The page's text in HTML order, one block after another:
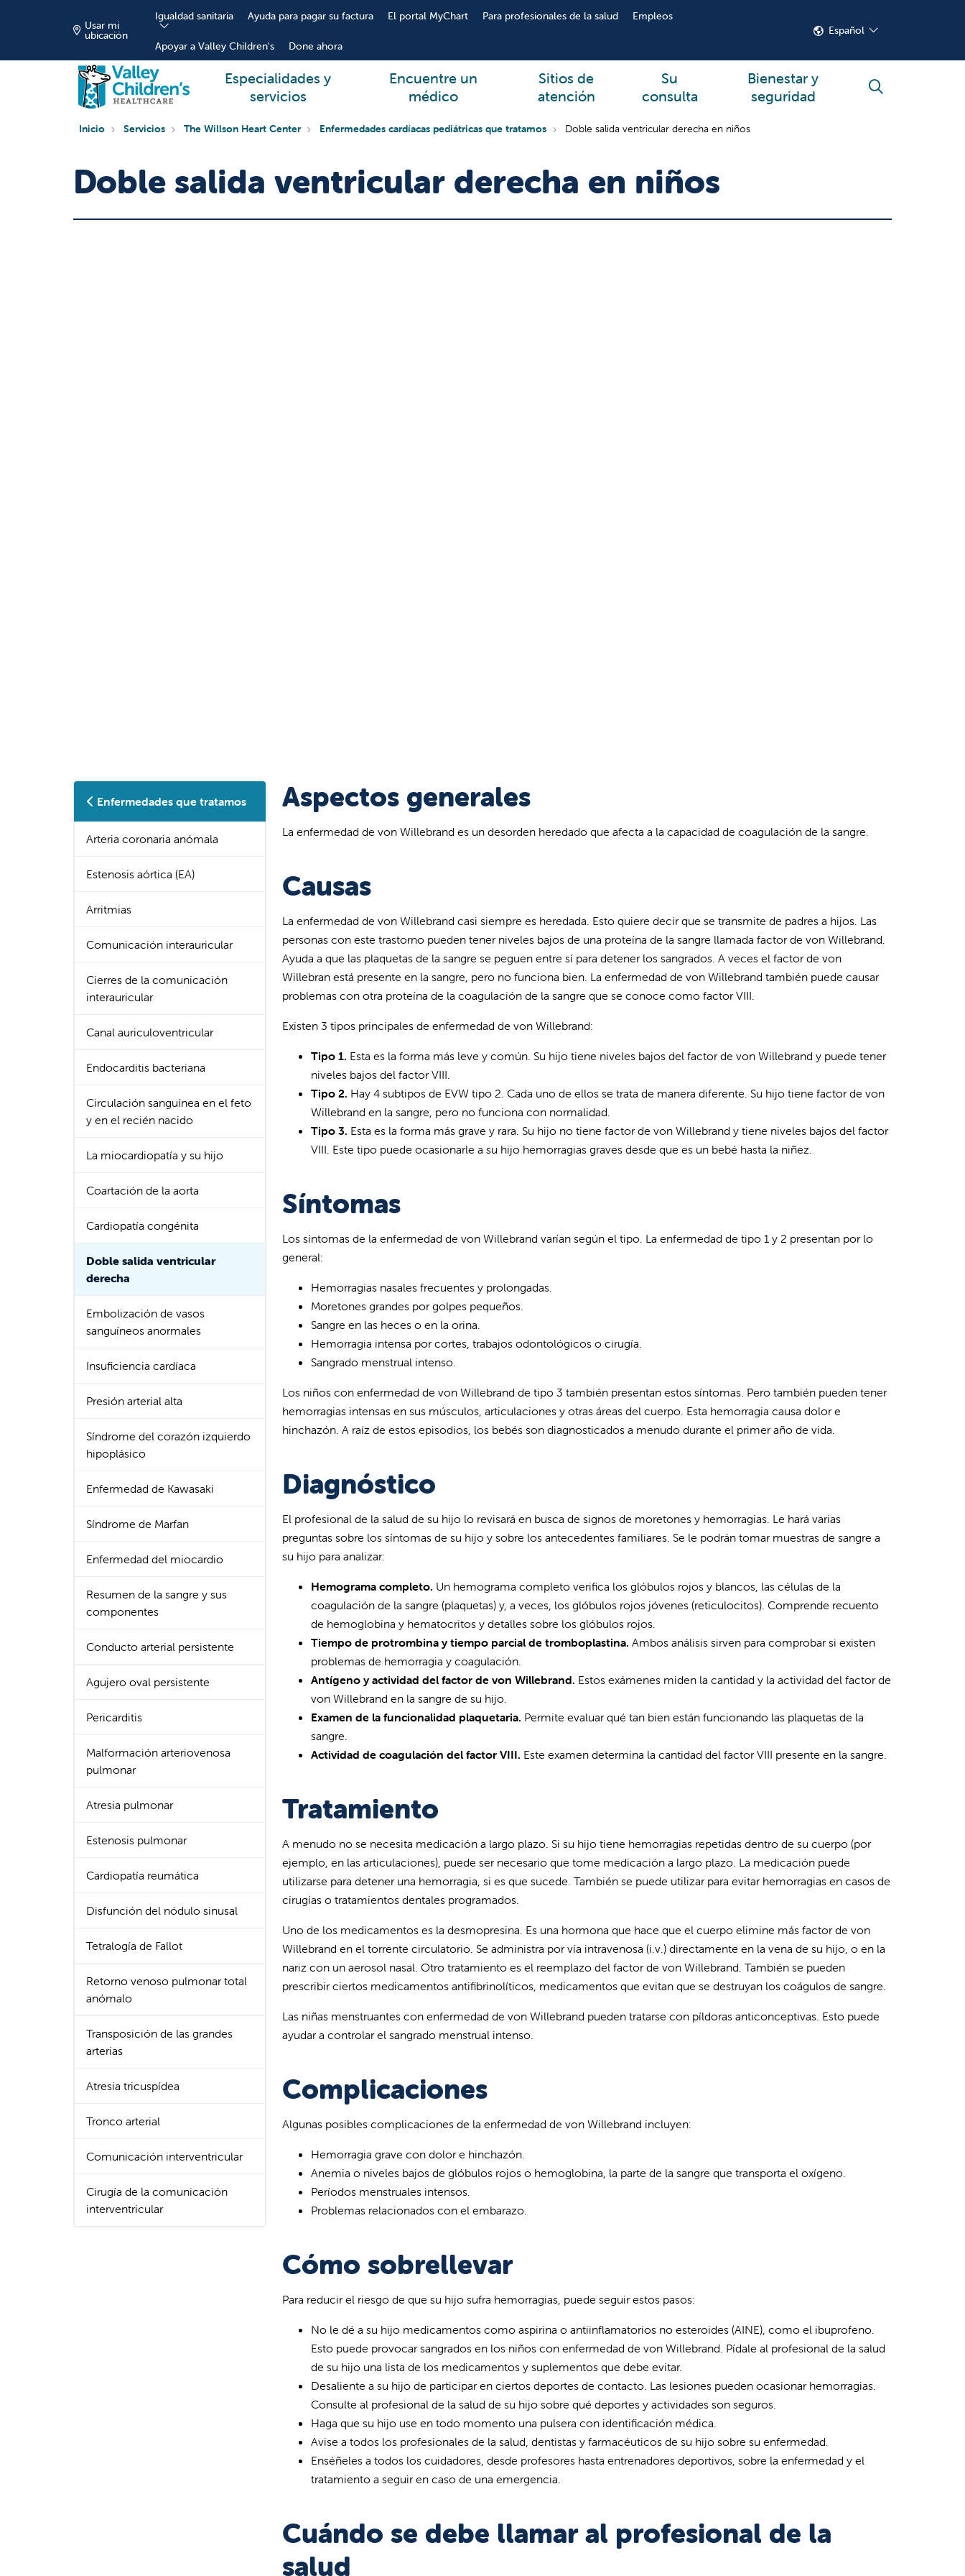
Usar mi
ubicación
Igualdad sanitaria Ayuda para pagar su factura El portal MyChart Para profesionales de la salud Empleos
Apoyar a Valley Children's Done ahora
Español
Especialidades y
servicios
Encuentre un
médico
Sitios de
atención
Su
consulta
Bienestar y
seguridad
buscar
Inicio Servicios The Willson Heart Center Enfermedades cardíacas pediátricas que tratamos Doble salida ventricular derecha en niños
Doble salida ventricular derecha en niños
Enfermedades que tratamos
Arteria coronaria anómala
Estenosis aórtica (EA)
Arritmias
Comunicación interauricular
Cierres de la comunicación
interauricular
Canal auriculoventricular
Endocarditis bacteriana
Circulación sanguínea en el feto
y en el recién nacido
La miocardiopatía y su hijo
Coartación de la aorta
Cardiopatía congénita
Doble salida ventricular
derecha
Embolización de vasos
sanguíneos anormales
Insuficiencia cardíaca
Presión arterial alta
Síndrome del corazón izquierdo
hipoplásico
Enfermedad de Kawasaki
Síndrome de Marfan
Enfermedad del miocardio
Resumen de la sangre y sus
componentes
Conducto arterial persistente
Agujero oval persistente
Pericarditis
Malformación arteriovenosa
pulmonar
Atresia pulmonar
Estenosis pulmonar
Cardiopatía reumática
Disfunción del nódulo sinusal
Tetralogía de Fallot
Retorno venoso pulmonar total
anómalo
Transposición de las grandes
arterias
Atresia tricuspídea
Tronco arterial
Comunicación interventricular
Cirugía de la comunicación
interventricular
Aspectos generales
La enfermedad de von Willebrand es un desorden heredado que afecta a la capacidad de coagulación de la sangre.
Causas
La enfermedad de von Willebrand casi siempre es heredada. Esto quiere decir que se transmite de padres a hijos. Las
personas con este trastorno pueden tener niveles bajos de una proteína de la sangre llamada factor de von Willebrand.
Ayuda a que las plaquetas de la sangre se peguen entre sí para detener los sangrados. A veces el factor de von
Willebran está presente en la sangre, pero no funciona bien. La enfermedad de von Willebrand también puede causar
problemas con otra proteína de la coagulación de la sangre que se conoce como factor VIII.
Existen 3 tipos principales de enfermedad de von Willebrand:
Tipo 1. Esta es la forma más leve y común. Su hijo tiene niveles bajos del factor de von Willebrand y puede tener
niveles bajos del factor VIII.
Tipo 2. Hay 4 subtipos de EVW tipo 2. Cada uno de ellos se trata de manera diferente. Su hijo tiene factor de von
Willebrand en la sangre, pero no funciona con normalidad.
Tipo 3. Esta es la forma más grave y rara. Su hijo no tiene factor de von Willebrand y tiene niveles bajos del factor
VIII. Este tipo puede ocasionarle a su hijo hemorragias graves desde que es un bebé hasta la niñez.
Síntomas
Los síntomas de la enfermedad de von Willebrand varían según el tipo. La enfermedad de tipo 1 y 2 presentan por lo
general:
Hemorragias nasales frecuentes y prolongadas.
Moretones grandes por golpes pequeños.
Sangre en las heces o en la orina.
Hemorragia intensa por cortes, trabajos odontológicos o cirugía.
Sangrado menstrual intenso.
Los niños con enfermedad de von Willebrand de tipo 3 también presentan estos síntomas. Pero también pueden tener
hemorragias intensas en sus músculos, articulaciones y otras áreas del cuerpo. Esta hemorragia causa dolor e
hinchazón. A raíz de estos episodios, los bebés son diagnosticados a menudo durante el primer año de vida.
Diagnóstico
El profesional de la salud de su hijo lo revisará en busca de signos de moretones y hemorragias. Le hará varias
preguntas sobre los síntomas de su hijo y sobre los antecedentes familiares. Se le podrán tomar muestras de sangre a
su hijo para analizar:
Hemograma completo. Un hemograma completo verifica los glóbulos rojos y blancos, las células de la
coagulación de la sangre (plaquetas) y, a veces, los glóbulos rojos jóvenes (reticulocitos). Comprende recuento
de hemoglobina y hematocritos y detalles sobre los glóbulos rojos.
Tiempo de protrombina y tiempo parcial de tromboplastina. Ambos análisis sirven para comprobar si existen
problemas de hemorragia y coagulación.
Antígeno y actividad del factor de von Willebrand. Estos exámenes miden la cantidad y la actividad del factor de
von Willebrand en la sangre de su hijo.
Examen de la funcionalidad plaquetaria. Permite evaluar qué tan bien están funcionando las plaquetas de la
sangre.
Actividad de coagulación del factor VIII. Este examen determina la cantidad del factor VIII presente en la sangre.
Tratamiento
A menudo no se necesita medicación a largo plazo. Si su hijo tiene hemorragias repetidas dentro de su cuerpo (por
ejemplo, en las articulaciones), puede ser necesario que tome medicación a largo plazo. La medicación puede
utilizarse para detener una hemorragia, si es que sucede. También se puede utilizar para evitar hemorragias en casos de
cirugías o tratamientos dentales programados.
Uno de los medicamentos es la desmopresina. Es una hormona que hace que el cuerpo elimine más factor de von
Willebrand en el torrente circulatorio. Se administra por vía intravenosa (i.v.) directamente en la vena de su hijo, o en la
nariz con un aerosol nasal. Otro tratamiento es el reemplazo del factor de von Willebrand. También se pueden
prescribir ciertos medicamentos antifibrinolíticos, medicamentos que evitan que se destruyan los coágulos de sangre.
Las niñas menstruantes con enfermedad de von Willebrand pueden tratarse con píldoras anticonceptivas. Esto puede
ayudar a controlar el sangrado menstrual intenso.
Complicaciones
Algunas posibles complicaciones de la enfermedad de von Willebrand incluyen:
Hemorragia grave con dolor e hinchazón.
Anemia o niveles bajos de glóbulos rojos o hemoglobina, la parte de la sangre que transporta el oxígeno.
Períodos menstruales intensos.
Problemas relacionados con el embarazo.
Cómo sobrellevar
Para reducir el riesgo de que su hijo sufra hemorragias, puede seguir estos pasos:
No le dé a su hijo medicamentos como aspirina o antiinflamatorios no esteroides (AINE), como el ibuprofeno.
Esto puede provocar sangrados en los niños con enfermedad de von Willebrand. Pídale al profesional de la salud
de su hijo una lista de los medicamentos y suplementos que debe evitar.
Desaliente a su hijo de participar en ciertos deportes de contacto. Las lesiones pueden ocasionar hemorragias.
Consulte al profesional de la salud de su hijo sobre qué deportes y actividades son seguros.
Haga que su hijo use en todo momento una pulsera con identificación médica.
Avise a todos los profesionales de la salud, dentistas y farmacéuticos de su hijo sobre su enfermedad.
Enséñeles a todos los cuidadores, desde profesores hasta entrenadores deportivos, sobre la enfermedad y el
tratamiento a seguir en caso de una emergencia.
Cuándo se debe llamar al profesional de la
salud